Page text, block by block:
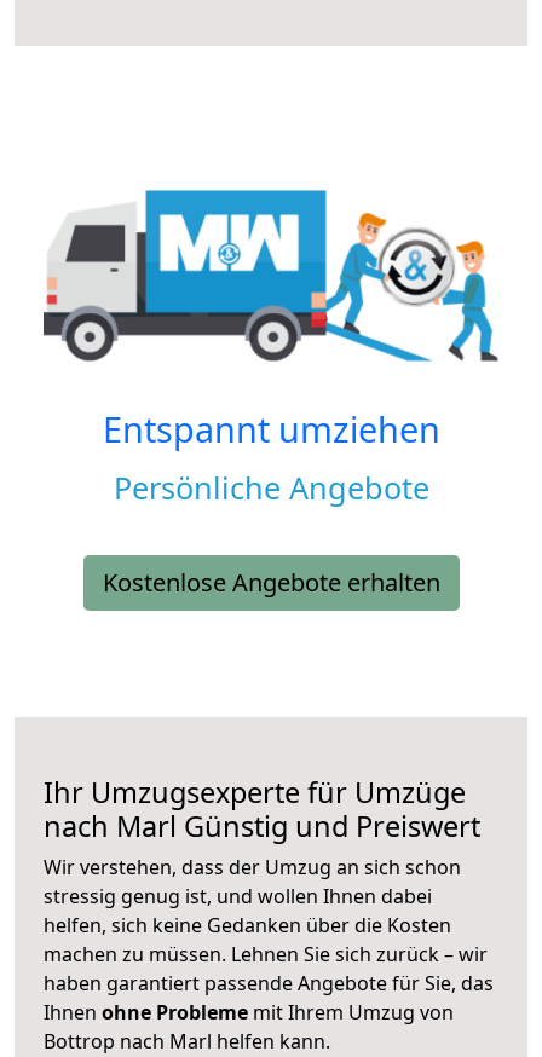
Entspannt umziehen
Persönliche Angebote
Kostenlose Angebote erhalten
Ihr Umzugsexperte für Umzüge
nach Marl Günstig und Preiswert
Wir verstehen, dass der Umzug an sich schon
stressig genug ist, und wollen Ihnen dabei
helfen, sich keine Gedanken über die Kosten
machen zu müssen. Lehnen Sie sich zurück – wir
haben garantiert passende Angebote für Sie, das
Ihnen ohne Probleme mit Ihrem Umzug von
Bottrop nach Marl helfen kann.